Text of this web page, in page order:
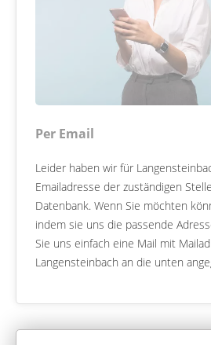
Per Email
Leider haben wir für
Emailadresse der zuständigen
Datenbank. Wenn Sie möchten
indem sie uns die passende
Sie uns einfach eine Mail mit
Langensteinbach an die unten